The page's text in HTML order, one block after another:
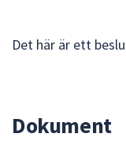
Det här är ett
Dokument